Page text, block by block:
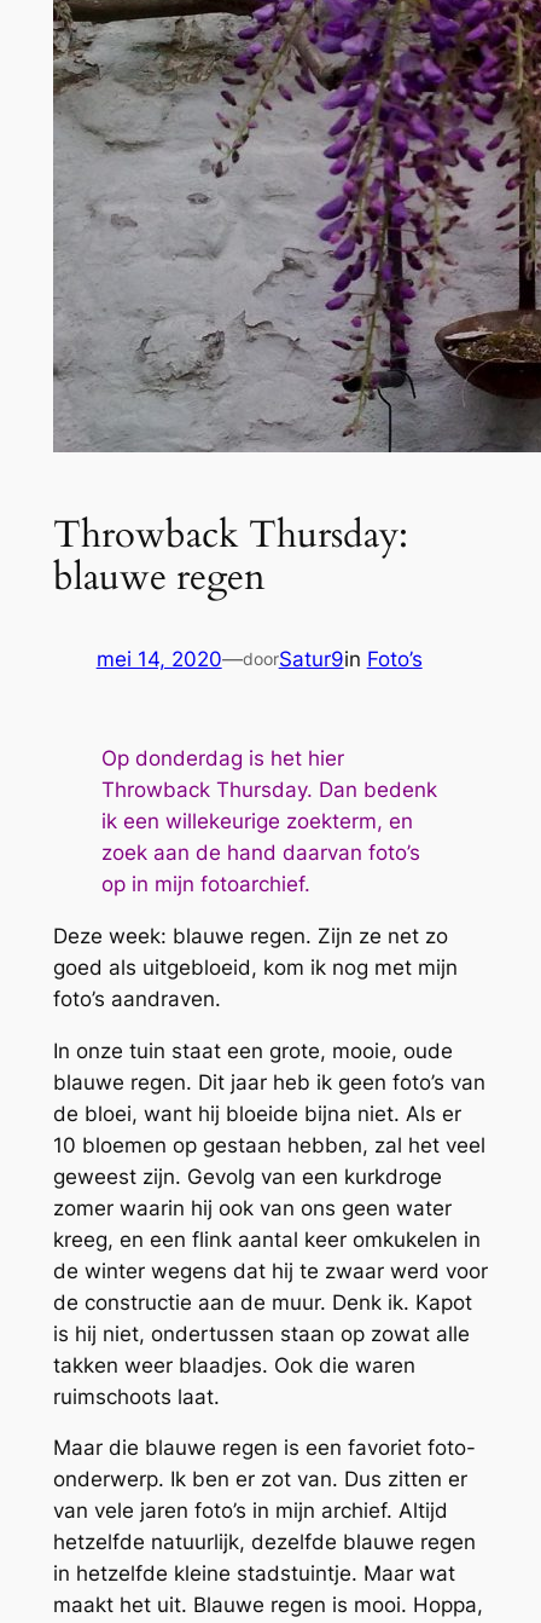
Throwback Thursday:
blauwe regen
mei 14, 2020—doorSatur9in Foto’s
Op donderdag is het hier
Throwback Thursday. Dan bedenk
ik een willekeurige zoekterm, en
zoek aan de hand daarvan foto’s
op in mijn fotoarchief.
Deze week: blauwe regen. Zijn ze net zo
goed als uitgebloeid, kom ik nog met mijn
foto’s aandraven.
In onze tuin staat een grote, mooie, oude
blauwe regen. Dit jaar heb ik geen foto’s van
de bloei, want hij bloeide bijna niet. Als er
10 bloemen op gestaan hebben, zal het veel
geweest zijn. Gevolg van een kurkdroge
zomer waarin hij ook van ons geen water
kreeg, en een flink aantal keer omkukelen in
de winter wegens dat hij te zwaar werd voor
de constructie aan de muur. Denk ik. Kapot
is hij niet, ondertussen staan op zowat alle
takken weer blaadjes. Ook die waren
ruimschoots laat.
Maar die blauwe regen is een favoriet foto-
onderwerp. Ik ben er zot van. Dus zitten er
van vele jaren foto’s in mijn archief. Altijd
hetzelfde natuurlijk, dezelfde blauwe regen
in hetzelfde kleine stadstuintje. Maar wat
maakt het uit. Blauwe regen is mooi. Hoppa,